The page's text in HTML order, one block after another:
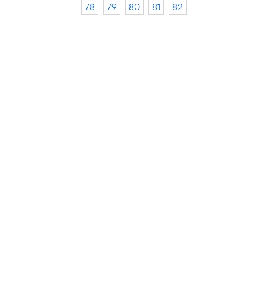
78
79 80 81 82